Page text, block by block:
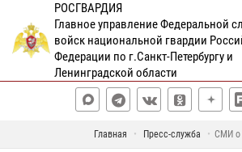
РОСГВАРДИЯ
Главное управление Федеральной
войск национальной гвардии
Федерации по г.Санкт-Петербургу и
Ленинградской области
Главная Пресс-служба СМИ о